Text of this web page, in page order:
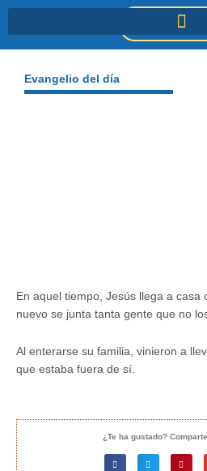
Evangelio del día
En aquel tiempo, Jesús llega a casa
nuevo se junta tanta gente que no
Al enterarse su familia, vinieron a
que estaba fuera de sí.
¿Te ha gustado?